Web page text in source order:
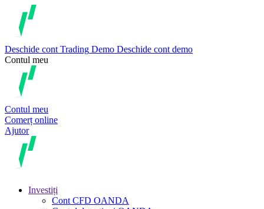
Deschide cont Trading Demo Deschide cont demo
Contul meu
Contul meu
Comerț online
Ajutor
Investiți
Cont CFD OANDA